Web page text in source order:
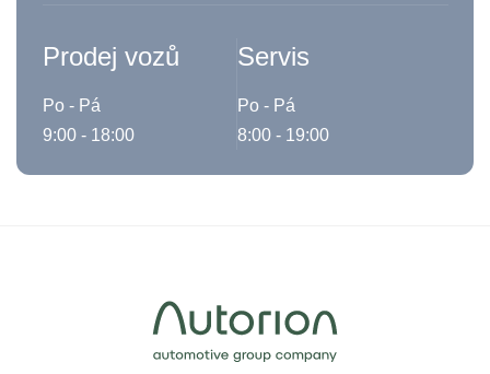
Prodej vozů
Po - Pá
9:00 - 18:00
Servis
Po - Pá
8:00 - 19:00